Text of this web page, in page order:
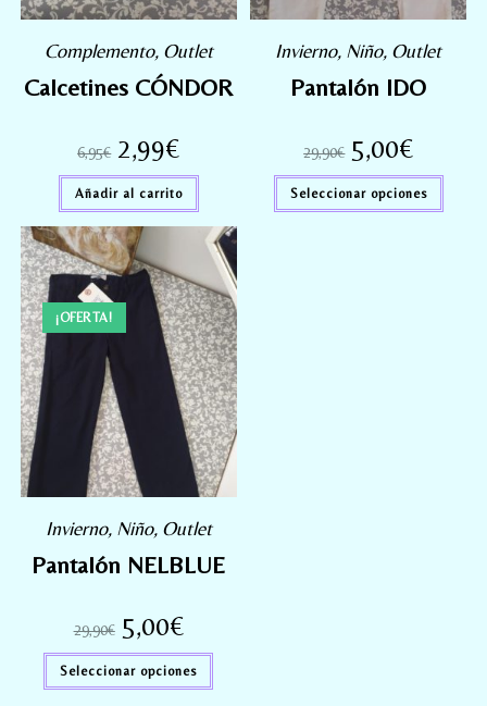
Complemento, Outlet
Calcetines CÓNDOR
6,95€ 2,99€
Añadir al carrito
Invierno, Niño, Outlet
Pantalón IDO
29,90€ 5,00€
Seleccionar opciones
¡OFERTA!
Invierno, Niño, Outlet
Pantalón NELBLUE
29,90€ 5,00€
Seleccionar opciones